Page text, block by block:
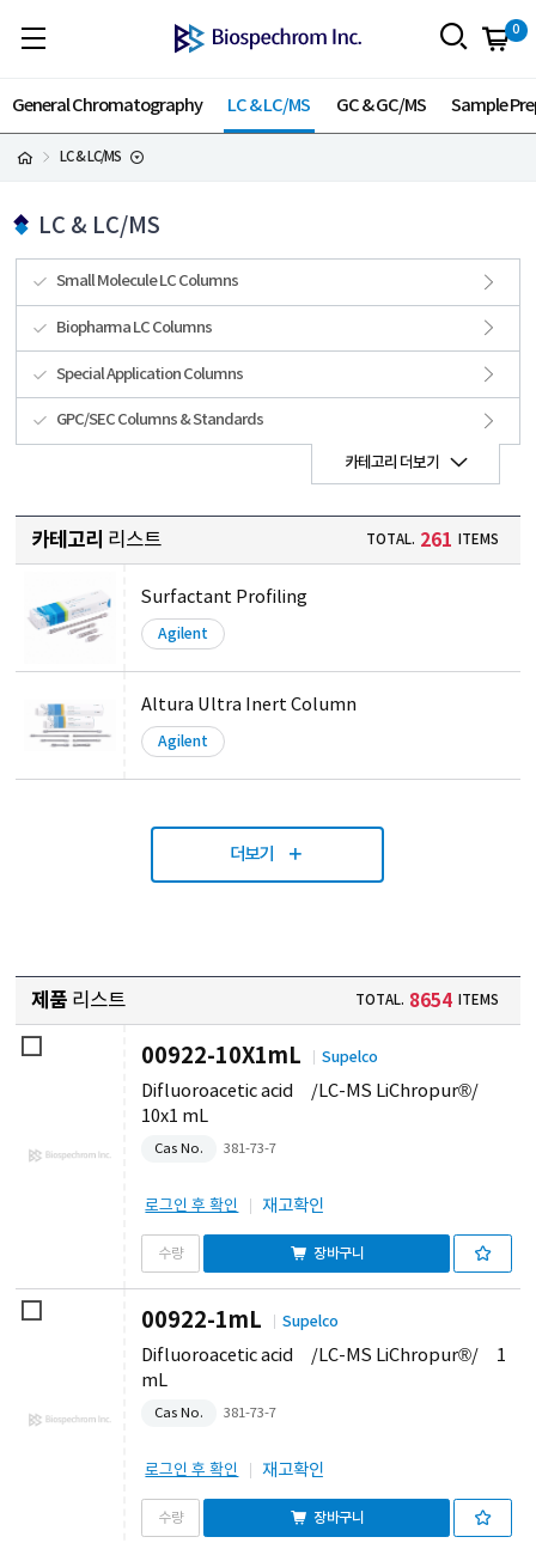
0
General Chromatography LC & LC/MS GC & GC/MS Sample
LC & LC/MS
LC & LC/MS
Small Molecule LC Columns
Biopharma LC Columns
Special Application Columns
GPC/SEC Columns & Standards
카테고리 리스트 TOTAL. 261 ITEMS
Surfactant Profiling
Agilent
Altura Ultra Inert Column
Agilent
더보기
제품 리스트 TOTAL. 8654 ITEMS
00922-10X1mL Supelco
Difluoroacetic acid /LC-MS LiChropur®/
10x1 mL
Cas No. 381-73-7
로그인 후 확인 재고확인
장바구니
00922-1mL Supelco
Difluoroacetic acid /LC-MS LiChropur®/ 1
mL
Cas No. 381-73-7
로그인 후 확인 재고확인
장바구니